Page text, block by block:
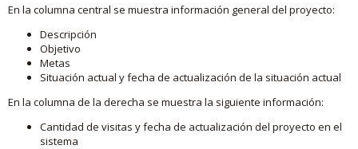
En la columna central se muestra información general del proyecto:
Descripción
Objetivo
Metas
Situación actual y fecha de actualización de la situación actual
En la columna de la derecha se muestra la siguiente información:
Cantidad de visitas y fecha de actualización del proyecto en el
sistema